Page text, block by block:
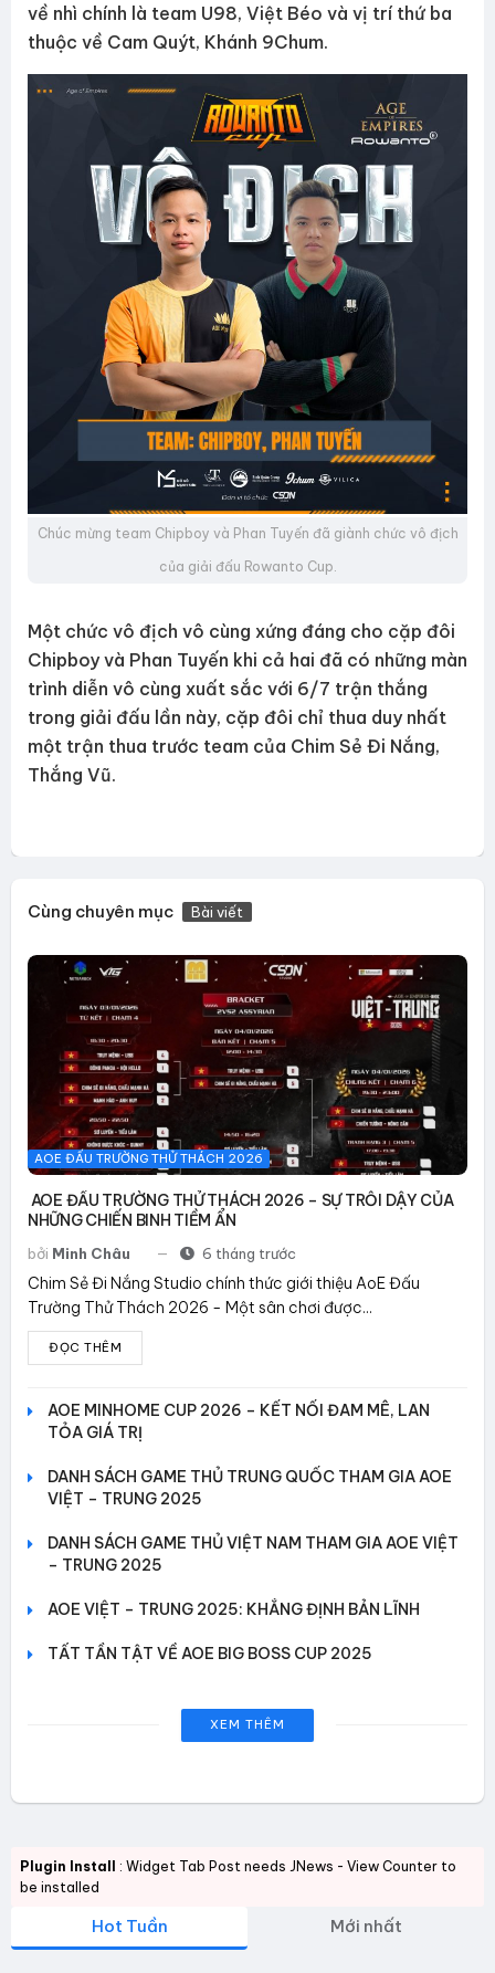
về nhì chính là team U98, Việt Béo và vị trí thứ ba
thuộc về Cam Quýt, Khánh 9Chum.
Chúc mừng team Chipboy và Phan Tuyến đã giành chức vô địch
của giải đấu Rowanto Cup.
Một chức vô địch vô cùng xứng đáng cho cặp đôi
Chipboy và Phan Tuyến khi cả hai đã có những màn
trình diễn vô cùng xuất sắc với 6/7 trận thắng
trong giải đấu lần này, cặp đôi chỉ thua duy nhất
một trận thua trước team của Chim Sẻ Đi Nắng,
Thắng Vũ.
Cùng chuyên mục Bài viết
AOE ĐẤU TRƯỜNG THỬ THÁCH 2026
AOE ĐẤU TRƯỜNG THỬ THÁCH 2026 – SỰ TRỖI DẬY CỦA
NHỮNG CHIẾN BINH TIỀM ẨN
bởi Minh Châu 6 tháng trước
Chim Sẻ Đi Nắng Studio chính thức giới thiệu AoE Đấu
Trường Thử Thách 2026 - Một sân chơi được...
ĐỌC THÊM
AOE MINHOME CUP 2026 – KẾT NỐI ĐAM MÊ, LAN
TỎA GIÁ TRỊ
DANH SÁCH GAME THỦ TRUNG QUỐC THAM GIA AOE
VIỆT – TRUNG 2025
DANH SÁCH GAME THỦ VIỆT NAM THAM GIA AOE VIỆT
– TRUNG 2025
AOE VIỆT – TRUNG 2025: KHẲNG ĐỊNH BẢN LĨNH
TẤT TẦN TẬT VỀ AOE BIG BOSS CUP 2025
XEM THÊM
Plugin Install : Widget Tab Post needs JNews - View Counter to
be installed
Hot Tuần Mới nhất